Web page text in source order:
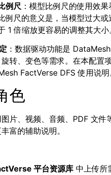
例尺 ：模型比例尺的使用效
例尺的意义是，当模型过大
1 倍缩放更容易的调整其大小
：数据驱动功能是
转、变色等需求。在本配置
FactVerse DFS 使用说明
色
片、视频、音频、PDF 文
富的辅助说明。
平台资源库 中上传所